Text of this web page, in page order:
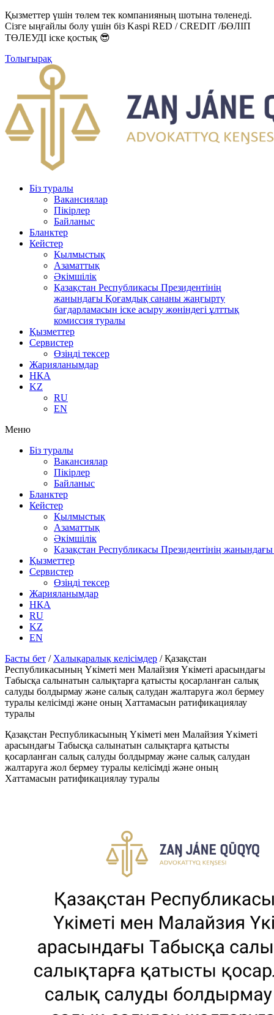
Қызметтер үшін төлем тек компанияның шотына төленеді.
Сізге ыңғайлы болу үшін біз Kaspi RED / CREDIT /БӨЛІП
ТӨЛЕУДІ іске қостық 😎
Толығырақ
Біз туралы
Вакансиялар
Пікірлер
Байланыс
Бланктер
Кейстер
Қылмыстық
Азаматтық
Әкімшілік
Қазақстан Республикасы Президентінің
жанындағы Қоғамдық сананы жаңғырту
бағдарламасын іске асыру жөніндегі ұлттық
комиссия туралы
Қызметтер
Сервистер
Өзіңді тексер
Жарияланымдар
НҚА
KZ
RU
EN
Меню
Біз туралы
Вакансиялар
Пікірлер
Байланыс
Бланктер
Кейстер
Қылмыстық
Азаматтық
Әкімшілік
Қазақстан Республикасы Президентінің
Қызметтер
Сервистер
Өзіңді тексер
Жарияланымдар
НҚА
RU
KZ
EN
Басты бет / Халықаралық келісімдер /Қазақстан
Республикасының Үкіметі мен Малайзия Үкіметі арасындағы
Табысқа салынатын салықтарға қатысты қосарланған салық
салуды болдырмау және салық салудан жалтаруға жол бермеу
туралы келісімді және оның Хаттамасын ратификациялау
туралы
Қазақстан Республикасының Үкіметі мен Малайзия Үкіметі
арасындағы Табысқа салынатын салықтарға қатысты
қосарланған салық салуды болдырмау және салық салудан
жалтаруға жол бермеу туралы келісімді және оның
Хаттамасын ратификациялау туралы